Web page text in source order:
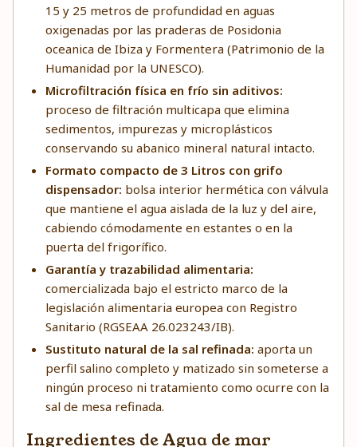
15 y 25 metros de profundidad en aguas
oxigenadas por las praderas de Posidonia
oceanica de Ibiza y Formentera (Patrimonio de la
Humanidad por la UNESCO).
Microfiltración física en frío sin aditivos:
proceso de filtración multicapa que elimina
sedimentos, impurezas y microplásticos
conservando su abanico mineral natural intacto.
Formato compacto de 3 Litros con grifo
dispensador: bolsa interior hermética con válvula
que mantiene el agua aislada de la luz y del aire,
cabiendo cómodamente en estantes o en la
puerta del frigorífico.
Garantía y trazabilidad alimentaria:
comercializada bajo el estricto marco de la
legislación alimentaria europea con Registro
Sanitario (RGSEAA 26.023243/IB).
Sustituto natural de la sal refinada: aporta un
perfil salino completo y matizado sin someterse a
ningún proceso ni tratamiento como ocurre con la
sal de mesa refinada.
Ingredientes de Agua de mar